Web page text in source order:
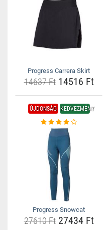
Progress Carrera Skirt
14637 Ft14516 Ft
ÚJDONSÁG KEDVEZMÉNY
Progress Snowcat
27610 Ft27434 Ft